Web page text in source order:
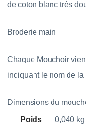
de coton blanc très
Broderie main
Chaque Mouchoir
indiquant le nom de la
Dimensions du
Poids 0,040 kg